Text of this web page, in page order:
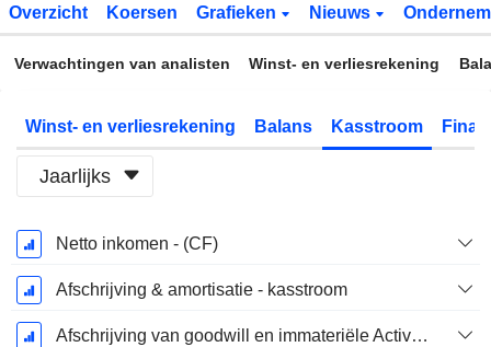
Overzicht Koersen Grafieken Nieuws
Verwachtingen van analisten Winst- en verliesrekening
Winst- en verliesrekening Balans Kasstroom
Jaarlijks
Start
boekjaar:
December
Netto inkomen - (CF)
Afschrijving & amortisatie - kasstroom
Afschrijving van goodwill en immateriële Activa - (CF) - (Modelspecifiek)